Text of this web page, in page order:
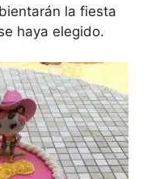
la fiesta
haya elegido.